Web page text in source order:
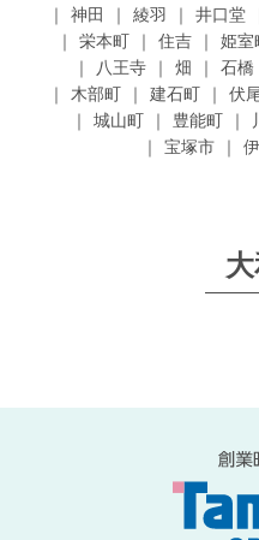
神田
綾羽 井口堂
栄本町
住吉 姫室
八王寺
畑 石橋
木部町
建石町 伏
城山町
豊能町
宝塚市